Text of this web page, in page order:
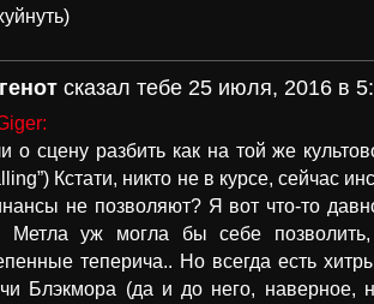
сказал тебе 25 июля, 2016 в
о сцену разбить как на той же
Кстати, никто не в курсе, сейчас
не позволяют? Я вот что-то
Метла уж могла бы себе
теперича.. Но всегда есть
Блэкмора (да и до него, наверное,